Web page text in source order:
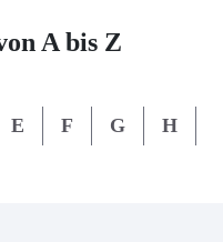
A bis Z
E F G H